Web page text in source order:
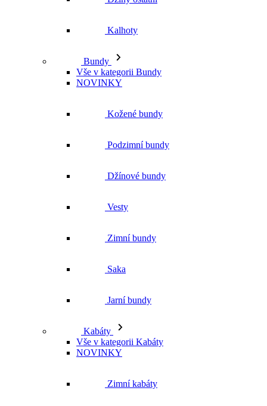
Kalhoty
Bundy
Vše v kategorii Bundy
NOVINKY
Kožené bundy
Podzimní bundy
Džínové bundy
Vesty
Zimní bundy
Saka
Jarní bundy
Kabáty
Vše v kategorii Kabáty
NOVINKY
Zimní kabáty